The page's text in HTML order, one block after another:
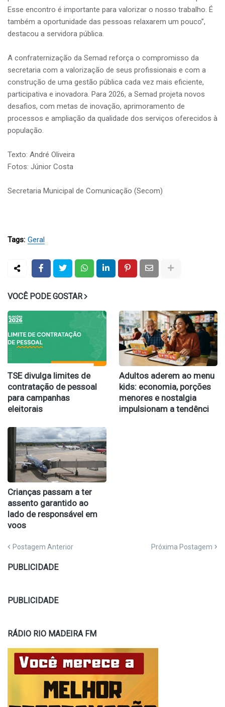
Esse encontro é importante para valorizar o nosso trabalho. É
também a oportunidade das pessoas relaxarem um pouco”,
destacou a servidora pública.
A confraternização da Semad reforça o compromisso da
secretaria com a valorização de seus profissionais e com a
construção de uma gestão pública cada vez mais eficiente,
participativa e inovadora. Para 2026, a Semad projeta novos
desafios, com metas de inovação, aprimoramento de
processos e ampliação da qualidade dos serviços oferecidos à
população.
Texto: André Oliveira
Fotos: Júnior Costa
Secretaria Municipal de Comunicação (Secom)
Tags: Geral
VOCÊ PODE GOSTAR
TSE divulga limites de
contratação de pessoal
para campanhas
eleitorais
Adultos aderem ao menu
kids: economia, porções
menores e nostalgia
impulsionam a tendênci
Crianças passam a ter
assento garantido ao
lado de responsável em
voos
Postagem Anterior Próxima Postagem
PUBLICIDADE
PUBLICIDADE
RÁDIO RIO MADEIRA FM